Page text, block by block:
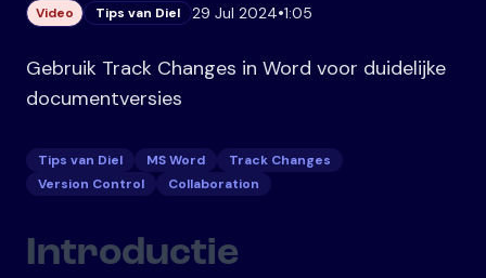
Video Tips van Diel 29 Jul 2024•1:05
Gebruik Track Changes in Word voor duidelijke
documentversies
Tips van Diel MS Word
Track Changes
Version Control
Collaboration
Introductie